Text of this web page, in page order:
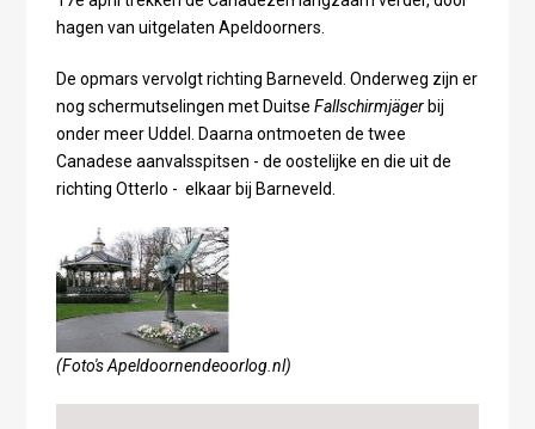
hagen van uitgelaten Apeldoorners.
De opmars vervolgt richting Barneveld. Onderweg zijn er
nog schermutselingen met Duitse Fallschirmjäger bij
onder meer Uddel. Daarna ontmoeten de twee
Canadese aanvalsspitsen - de oostelijke en die uit de
richting Otterlo - elkaar bij Barneveld.
(Foto's Apeldoornendeoorlog.nl)